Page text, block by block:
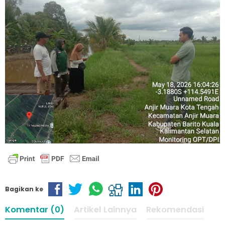
Bagikan ke
Komentar (0) Artikel Lainnya Rekomendasi